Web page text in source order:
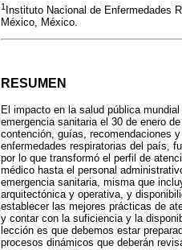
1 Instituto Nacional de Enfermedades
México, México.
RESUMEN
El impacto en la salud pública
emergencia sanitaria el 30 de enero
contención, guías, recomendaciones
enfermedades respiratorias del país,
por lo que transformó el perfil de
médico hasta el personal
emergencia sanitaria, misma que
arquitectónica y operativa, y
establecer las mejores prácticas de
y contar con la suficiencia y la
lección es que debemos estar
procesos dinámicos que deberán